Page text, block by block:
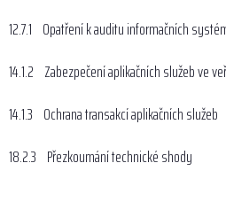
12.7.1 Opatření k auditu informačních
14.1.2 Zabezpečení aplikačních služeb ve
14.1.3 Ochrana transakcí aplikačních služeb
18.2.3 Přezkoumání technické shody